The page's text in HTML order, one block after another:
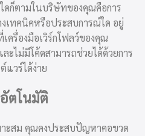
ดก็ตามในบริษัทของคุณคือการ
เทคนิคหรือประสบการณ์ใด อยู่
ครื่องมือเวิร์กโฟลว์ของคุณ
ไม่มีโค้ดสามารถช่วยได้ด้วยการ
แวร์ได้ง่าย
ตโนมัติ
ะสม คุณคงประสบปัญหาคอขวด